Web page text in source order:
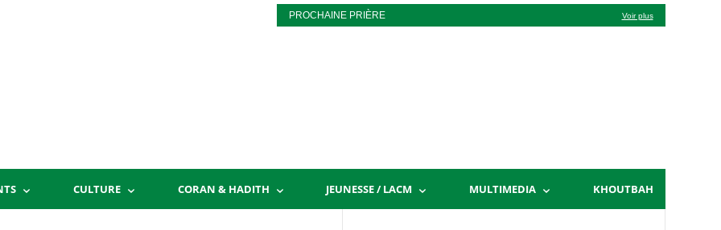
PROCHAINE PRIÈRE Voir plus
CULTURE CORAN & HADITH JEUNESSE / LACM MULTIMEDIA KHOUTBAH